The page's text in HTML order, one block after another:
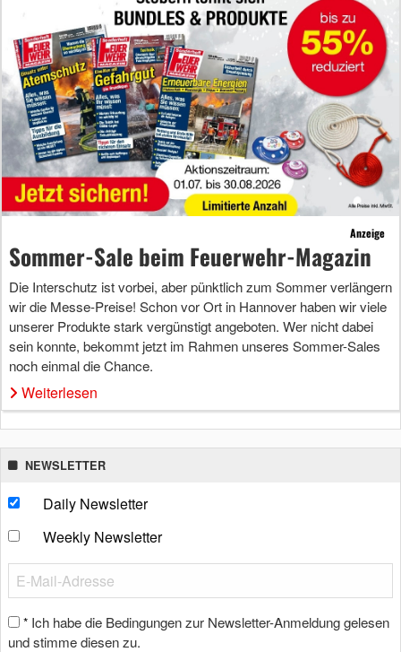
Anzeige
Sommer-Sale beim Feuerwehr-Magazin
Die Interschutz ist vorbei, aber pünktlich zum Sommer verlängern
wir die Messe-Preise! Schon vor Ort in Hannover haben wir viele
unserer Produkte stark vergünstigt angeboten. Wer nicht dabei
sein konnte, bekommt jetzt im Rahmen unseres Sommer-Sales
noch einmal die Chance.
Weiterlesen
NEWSLETTER
Daily Newsletter
Weekly Newsletter
* Ich habe die Bedingungen zur Newsletter-Anmeldung gelesen
und stimme diesen zu.